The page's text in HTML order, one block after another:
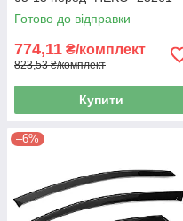
Готово до відправки
774,11 ₴/комплект
823,53 ₴/комплект
Купити
–6%